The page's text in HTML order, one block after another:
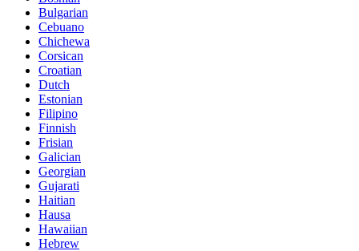
Bulgarian
Cebuano
Chichewa
Corsican
Croatian
Dutch
Estonian
Filipino
Finnish
Frisian
Galician
Georgian
Gujarati
Haitian
Hausa
Hawaiian
Hebrew